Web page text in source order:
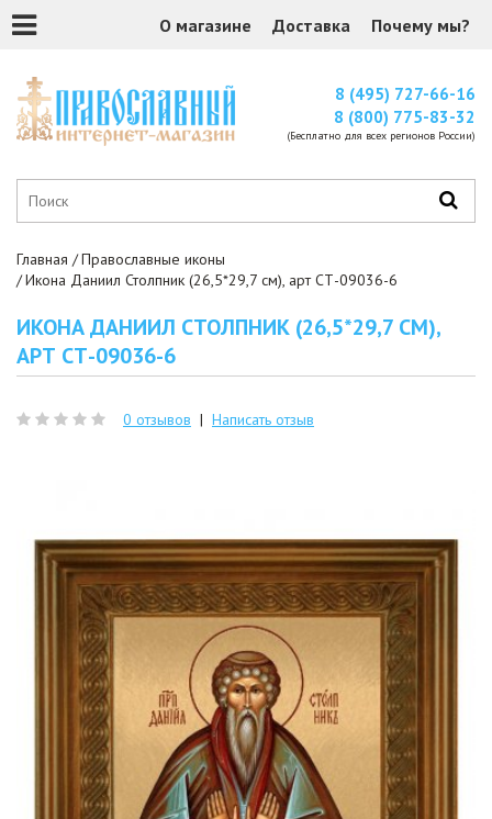
О магазине Доставка Почему мы?
8 (495) 727-66-16
8 (800) 775-83-32
(Бесплатно для всех регионов России)
Главная
Православные иконы
Икона Даниил Столпник (26,5*29,7 см), арт СТ-09036-6
ИКОНА ДАНИИЛ СТОЛПНИК (26,5*29,7 СМ),
АРТ СТ-09036-6
0 отзывов | Написать отзыв